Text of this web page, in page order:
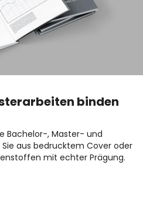
binden
Bachelor-, Master- und
aus bedrucktem Cover oder
mit echter Prägung.